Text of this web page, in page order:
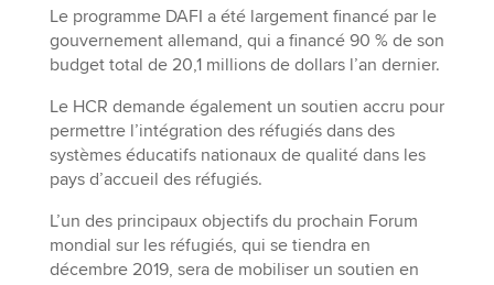
Le programme DAFI a été largement financé par le
gouvernement allemand, qui a financé 90 % de son
budget total de 20,1 millions de dollars l’an dernier.
Le HCR demande également un soutien accru pour
permettre l’intégration des réfugiés dans des
systèmes éducatifs nationaux de qualité dans les
pays d’accueil des réfugiés.
L’un des principaux objectifs du prochain Forum
mondial sur les réfugiés, qui se tiendra en
décembre 2019, sera de mobiliser un soutien en